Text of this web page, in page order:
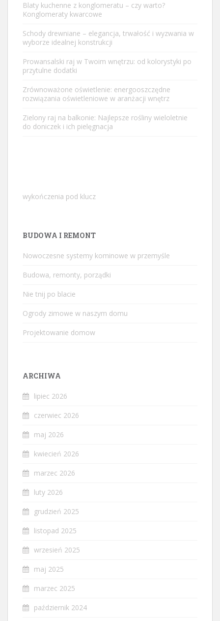
Blaty kuchenne z konglomeratu – czy warto?
Konglomeraty kwarcowe
Schody drewniane – elegancja, trwałość i wyzwania w
wyborze idealnej konstrukcji
Prowansalski raj w Twoim wnętrzu: od kolorystyki po
przytulne dodatki
Zrównoważone oświetlenie: energooszczędne
rozwiązania oświetleniowe w aranżacji wnętrz
Zielony raj na balkonie: Najlepsze rośliny wieloletnie
do doniczek i ich pielęgnacja
wykończenia pod klucz
BUDOWA I REMONT
Nowoczesne systemy kominowe w przemyśle
Budowa, remonty, porządki
Nie tnij po blacie
Ogrody zimowe w naszym domu
Projektowanie domow
ARCHIWA
lipiec 2026
czerwiec 2026
maj 2026
kwiecień 2026
marzec 2026
luty 2026
grudzień 2025
listopad 2025
wrzesień 2025
maj 2025
marzec 2025
październik 2024